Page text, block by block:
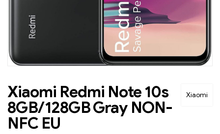
Xiaomi
Xiaomi Redmi Note 10s
8GB/128GB Gray NON-
NFC EU